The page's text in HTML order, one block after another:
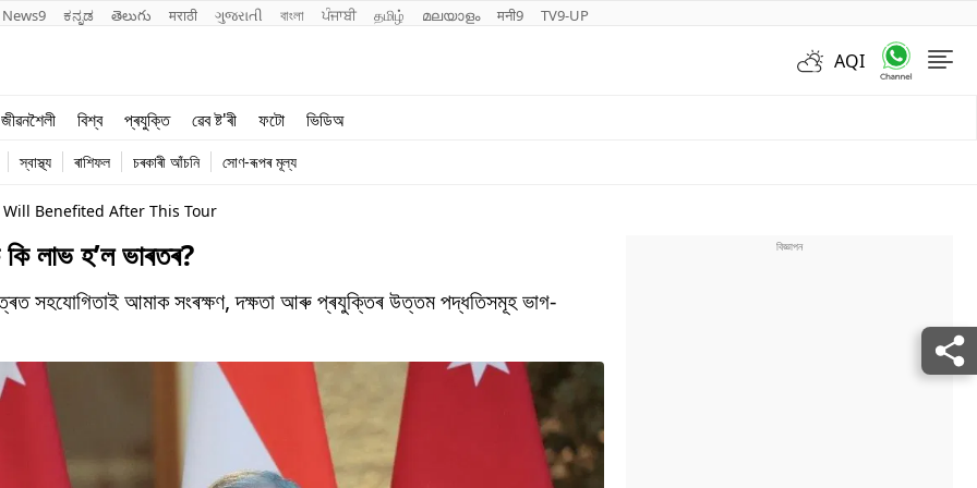
News9 ಕನ್ನಡ తెలుగు मराठी ગુજરાતી বাংলা ਪੰਜਾਬੀ தமிழ் മലയാളം मनी9 TV9-UP
AQI
জীৱনশৈলী বিশ্ব প্ৰযুক্তি ৱেব ষ্ট'ৰী ফটো ভিডিঅ
খেল
জীৱনশৈলী
স্বাস্থ্য ৰাশিফল চৰকাৰী আঁচনি সোণ-ৰূপৰ মূল্য
Benefited After This Tour
কি লাভ হ’ল ভাৰতৰ?
সহযোগিতাই আমাক সংৰক্ষণ, দক্ষতা আৰু প্ৰযুক্তিৰ উত্তম পদ্ধতিসমূহ ভাগ-